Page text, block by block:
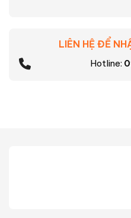
LIÊN HỆ ĐỂ
Hotline: